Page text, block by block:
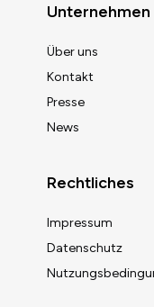
Unternehmen
Über uns
Kontakt
Presse
News
Rechtliches
Impressum
Datenschutz